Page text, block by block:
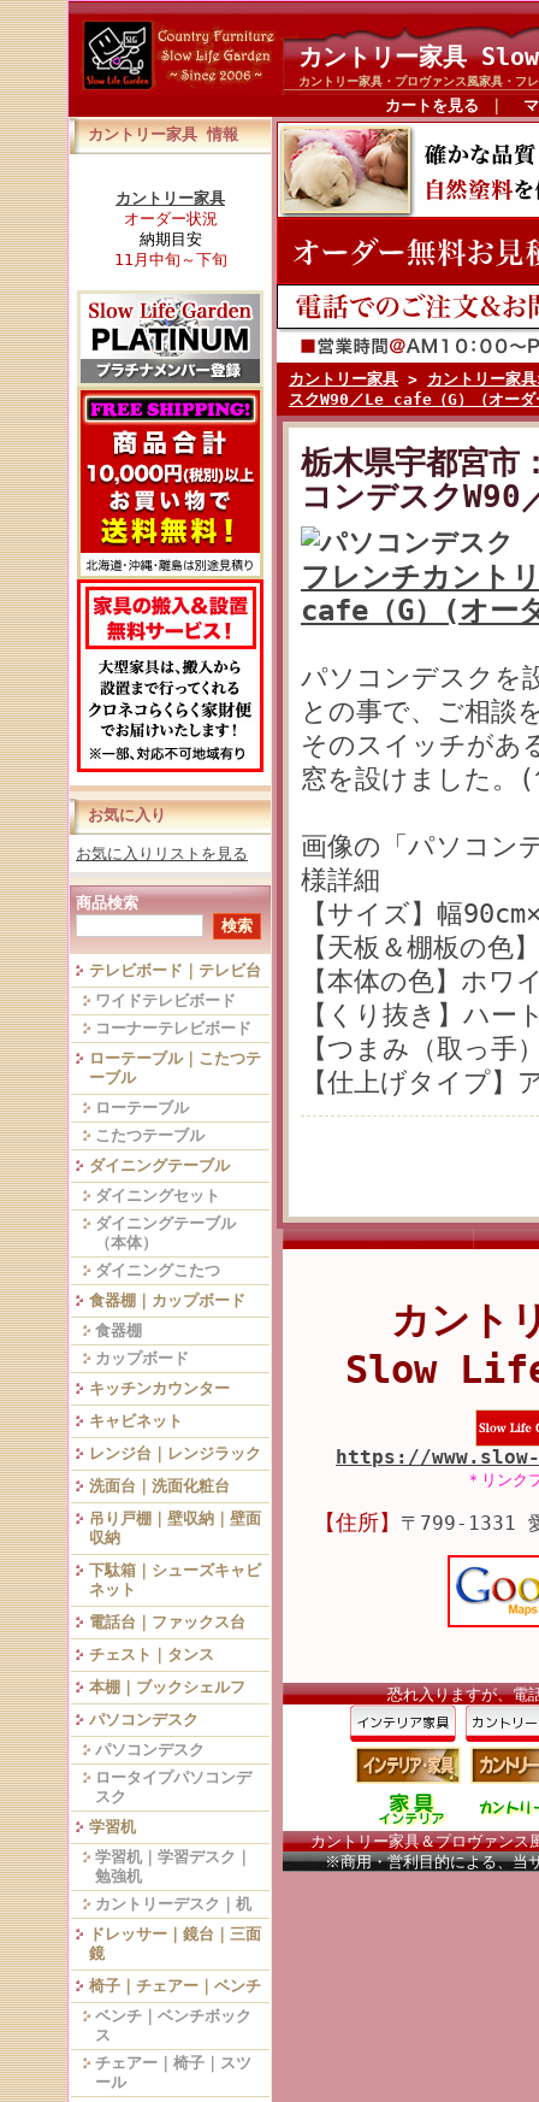
カントリー家具
カントリー家具・プロヴァンス風家具・フ
カートを見る
カントリー家具 情報
カントリー家具
オーダー状況
納期目安
11月中旬～下旬
お気に入り
お気に入りリストを見る
商品検索
テレビボード｜テレビ台
ワイドテレビボード
コーナーテレビボード
ローテーブル｜こたつテ
ーブル
ローテーブル
こたつテーブル
ダイニングテーブル
ダイニングセット
ダイニングテーブル
（本体）
ダイニングこたつ
食器棚｜カップボード
食器棚
カップボード
キッチンカウンター
キャビネット
レンジ台｜レンジラック
洗面台｜洗面化粧台
吊り戸棚｜壁収納｜壁面
収納
下駄箱｜シューズキャビ
ネット
電話台｜ファックス台
チェスト｜タンス
本棚｜ブックシェルフ
パソコンデスク
パソコンデスク
ロータイプパソコンデ
スク
学習机
学習机｜学習デスク｜
勉強机
カントリーデスク｜机
ドレッサー｜鏡台｜三面
鏡
椅子｜チェアー｜ベンチ
ベンチ｜ベンチボック
ス
チェアー｜椅子｜スツ
ール
カントリー家具 > カントリー家
スクW90／Le cafe（G）（オーダ
栃木県宇都宮市
コンデスク
フレンチカント
cafe（G）(オー
パソコンデスクを
との事で、ご相談
そのスイッチがあ
窓を設けました
画像の「パソコン
様詳細
【サイズ】幅
【天板＆棚板の色
【本体の色】ホワ
【くり抜き】ハー
【つまみ（取っ手
【仕上げタイプ
カント
Slow
https://
＊リンク
【住所】 〒799-1331
恐れ入りますが、電
カントリー家具＆プロヴァン
※商用・営利目的による、当